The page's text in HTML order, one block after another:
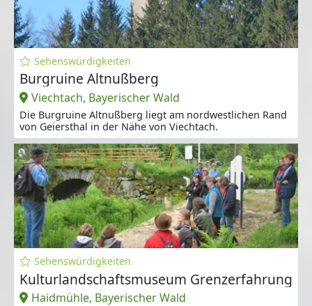
Sehenswürdigkeiten
Burgruine Altnußberg
Viechtach, Bayerischer Wald
Die Burgruine Altnußberg liegt am nordwestlichen Rand
von Geiersthal in der Nähe von Viechtach.
Sehenswürdigkeiten
Kulturlandschaftsmuseum Grenzerfahrung
Haidmühle, Bayerischer Wald